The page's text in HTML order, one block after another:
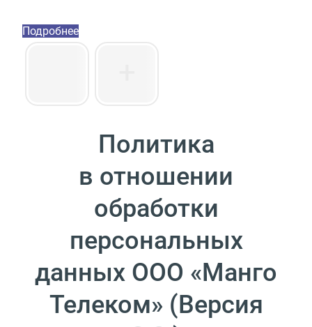
Подробнее
Политика
в отношении
обработки
персональных
данных ООО «Манго
Телеком» (Версия